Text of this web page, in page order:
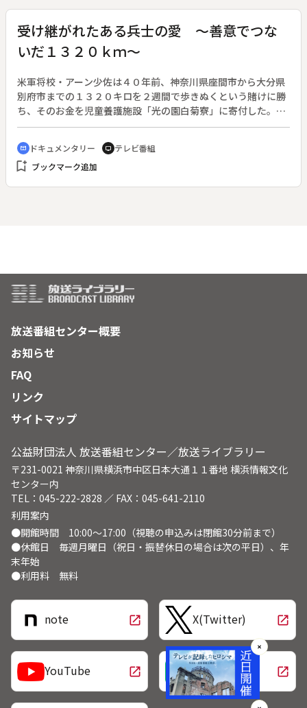
医師が地区を訪れるだけ。そして人々のつながりのシンボルだ
った小学校も、ついに閉鎖が決まる。
受け継がれたある兵士の愛 ～善意でつな
いだ１３２０ｋｍ～
米軍将校・アーン少佐は４０年前、神奈川県座間市から大分県
別府市までの１３２０キロを２週間で歩きぬくという賭けに勝
ち、そのお金を児童養護施設「光の園白菊寮」に寄付した。２
０００年９月、アーン少佐の偉業を記念し、同じ道のりを７０
人のランナーで走破しようというチャリティ・リレー・マラソ
ンが行われた。このマラソンに参加する人々の思いや、沿道の
人々との交流を描く。
cinematic_blur ドキュメンタリー tv テレビ番組
bookmark_add ブックマーク追加
放送番組センター概要
お知らせ
FAQ
リンク
サイトマップ
公益財団法人 放送番組センター／放送ライブラリー
〒231-0021 神奈川県横浜市中区日本大通１１番地 横浜情報文化
センター内
TEL：045-222-2828 ／ FAX：045-641-2110
利用案内
●開館時間 10:00～17:00（視聴の申込みは閉館30分前まで）
●休館日 毎週月曜日（祝日・振替休日の場合は次の平日）、年
末年始
●利用料 無料
note open_in_new X(Twitter) open_in_new
YouTube open_in_new LINE open_in_new
✕